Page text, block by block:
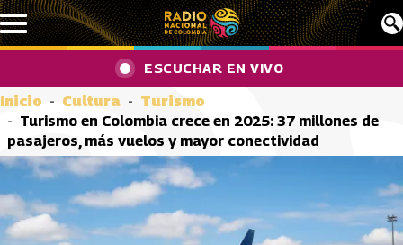
Pasar al contenido principal
ESCUCHAR EN VIVO
Inicio Cultura
Turismo
Turismo en Colombia crece en 2025: 37 millones de
pasajeros, más vuelos y mayor conectividad